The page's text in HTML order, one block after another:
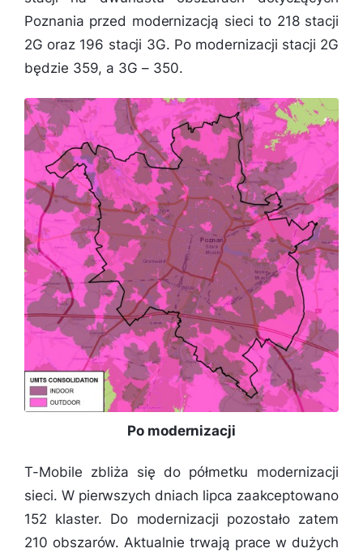
Poznania przed modernizacją sieci to 218 stacji
2G oraz 196 stacji 3G. Po modernizacji stacji 2G
będzie 359, a 3G – 350.
Po modernizacji
T-Mobile zbliża się do półmetku modernizacji
sieci. W pierwszych dniach lipca zaakceptowano
152 klaster. Do modernizacji pozostało zatem
210 obszarów. Aktualnie trwają prace w dużych